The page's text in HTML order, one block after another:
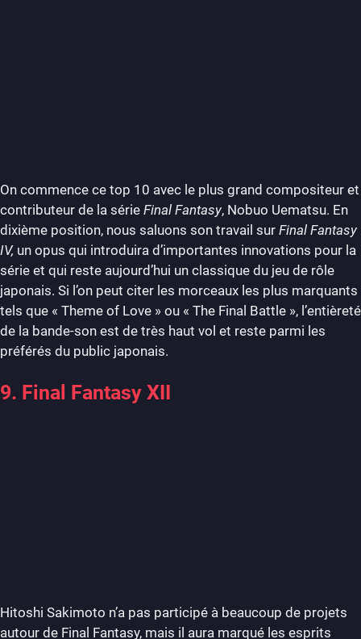
On commence ce top 10 avec le plus grand compositeur et
contributeur de la série Final Fantasy, Nobuo Uematsu. En
dixième position, nous saluons son travail sur Final Fantasy
IV, un opus qui introduira d’importantes innovations pour la
série et qui reste aujourd’hui un classique du jeu de rôle
japonais. Si l’on peut citer les morceaux les plus marquants
tels que « Theme of Love » ou « The Final Battle », l’entièreté
de la bande-son est de très haut vol et reste parmi les
préférés du public japonais.
9. Final Fantasy XII
Hitoshi Sakimoto n’a pas participé à beaucoup de projets
autour de Final Fantasy, mais il aura marqué les esprits